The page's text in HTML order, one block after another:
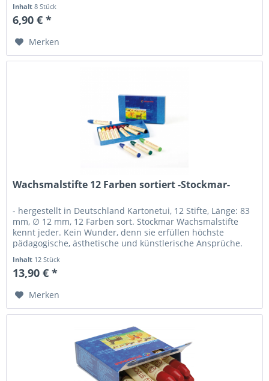
Inhalt8 Stück
6,90 € *
Merken
Wachsmalstifte 12 Farben sortiert -Stockmar-
- hergestellt in Deutschland Kartonetui, 12 Stifte, Länge: 83
mm, ∅ 12 mm, 12 Farben sort. Stockmar Wachsmalstifte
kennt jeder. Kein Wunder, denn sie erfüllen höchste
pädagogische, ästhetische und künstlerische Ansprüche.
Inhalt 12 Stück
13,90 € *
Merken